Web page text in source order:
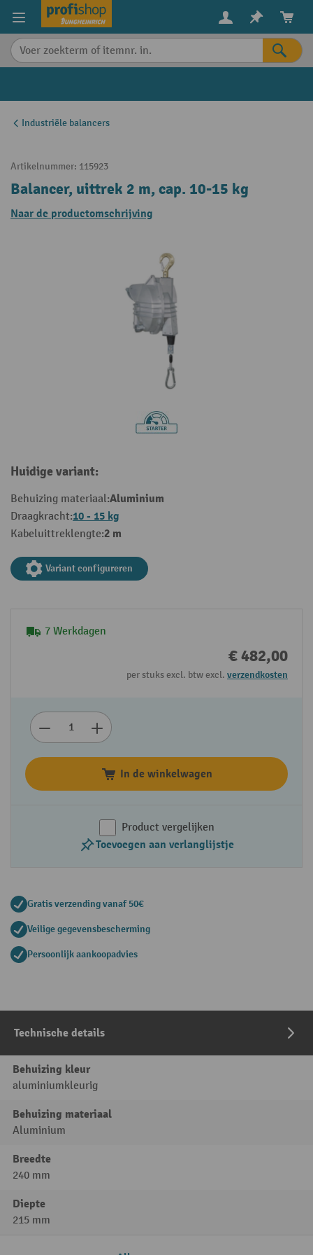
content
Industriële balancers
Artikelnummer: 115923
Balancer, uittrek 2 m, cap. 10-15 kg
Naar de productomschrijving
Huidige variant:
Behuizing materiaal:Aluminium
Draagkracht:10 - 15 kg
Kabeluittreklengte:2 m
Variant configureren
7 Werkdagen
€ 482,00
per stuks excl. btw excl. verzendkosten
In de winkelwagen
Product vergelijken
Toevoegen aan verlanglijstje
Gratis verzending vanaf 50€
Veilige gegevensbescherming
Persoonlijk aankoopadvies
Technische details
Behuizing kleur
aluminiumkleurig
Behuizing materiaal
Aluminium
Breedte
240 mm
Diepte
215 mm